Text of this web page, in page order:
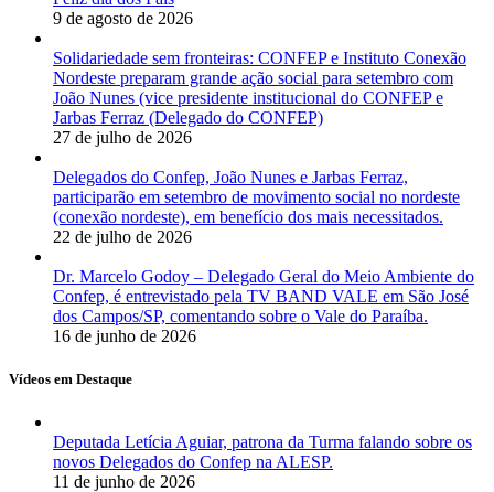
9 de agosto de 2026
Solidariedade sem fronteiras: CONFEP e Instituto Conexão
Nordeste preparam grande ação social para setembro com
João Nunes (vice presidente institucional do CONFEP e
Jarbas Ferraz (Delegado do CONFEP)
27 de julho de 2026
Delegados do Confep, João Nunes e Jarbas Ferraz,
participarão em setembro de movimento social no nordeste
(conexão nordeste), em benefício dos mais necessitados.
22 de julho de 2026
Dr. Marcelo Godoy – Delegado Geral do Meio Ambiente do
Confep, é entrevistado pela TV BAND VALE em São José
dos Campos/SP, comentando sobre o Vale do Paraíba.
16 de junho de 2026
Vídeos em Destaque
Deputada Letícia Aguiar, patrona da Turma falando sobre os
novos Delegados do Confep na ALESP.
11 de junho de 2026